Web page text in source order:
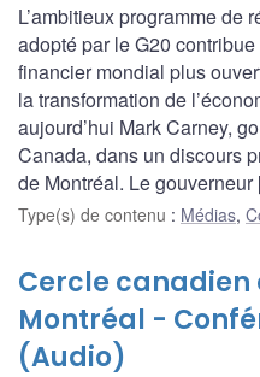
L’ambitieux programme de
adopté par le G20
financier mondial plus
la transformation de
aujourd’hui Mark Carney,
Canada, dans un discours
de Montréal. Le
Type(s) de contenu : Médias,
Cercle canadien
Montréal -
(Audio)